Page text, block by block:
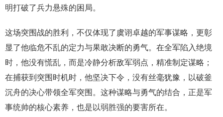
明打破了兵力悬殊的困局。
这场突围战的胜利，不仅体现了虞诩卓越的军事谋略，更彰
显了他临危不乱的定力与果敢决断的勇气。在全军陷入绝境
时，他没有慌乱，而是冷静分析敌军弱点，精准制定谋略；
在捕获到突围时机时，他坚决下令，没有丝毫犹豫，以破釜
沉舟的决心带领全军突围。这种谋略与勇气的结合，正是军
事统帅的核心素养，也是以弱胜强的要害所在。